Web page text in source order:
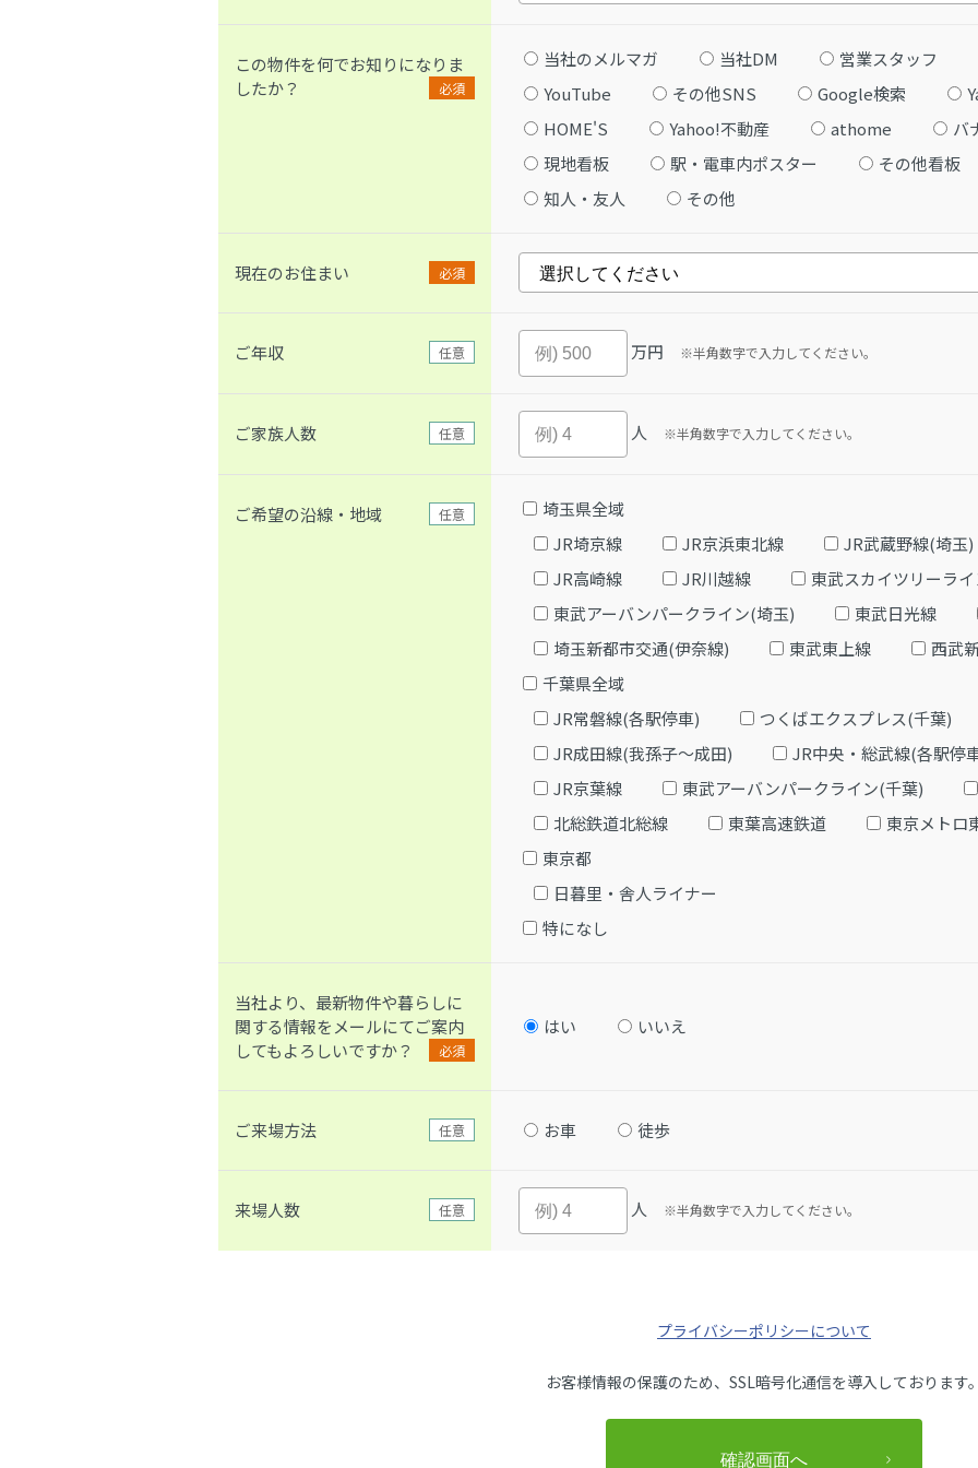
この物件を何でお知りになりま
したか？
必須
当社のメルマガ 当社DM
営業スタッフ
YouTube
その他SNS Google検索
HOME'S
Yahoo!不動産 athome
バ
現地看板
駅・電車内ポスター
その他看板
知人・友人
その他
現在のお住まい 必須
ご年収 任意 万円 ※半角数字で入力してください。
ご家族人数 任意 人 ※半角数字で入力してください。
ご希望の沿線・地域 任意
埼玉県全域
JR埼京線
JR京浜東北線
JR武蔵野線(埼玉)
JR高崎線
JR川越線
東武スカイツリーラ
東武アーバンパークライン(埼玉)
東武日光線
埼玉新都市交通(伊奈線)
東武東上線
西武
千葉県全域
JR常磐線(各駅停車)
つくばエクスプレス(千葉)
JR成田線(我孫子～成田)
JR中央・総武線(各駅停
JR京葉線
東武アーバンパークライン(千葉)
北総鉄道北総線
東葉高速鉄道
東京メトロ
東京都
日暮里・舎人ライナー
特になし
当社より、最新物件や暮らしに
関する情報をメールにてご案内
してもよろしいですか？
必須
はい いいえ
ご来場方法 任意 お車 徒歩
来場人数 任意 人 ※半角数字で入力してください。
プライバシーポリシーについて
お客様情報の保護のため、SSL暗号化通信を導入しております